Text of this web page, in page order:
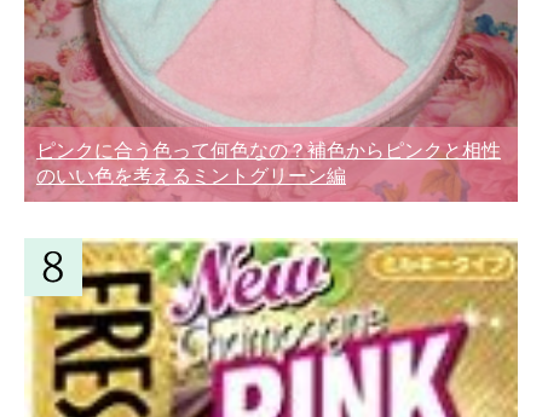
ピンクに合う色って何色なの？補色からピンクと相性
のいい色を考えるミントグリーン編